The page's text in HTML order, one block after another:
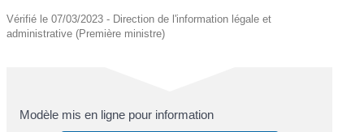
Vérifié le 07/03/2023 - Direction de l'information légale et
administrative (Première ministre)
Modèle mis en ligne pour information